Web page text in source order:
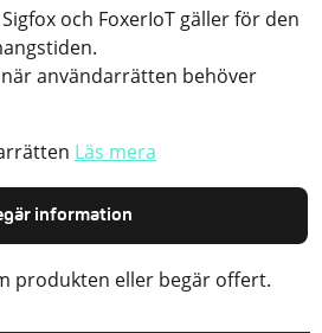
och FoxerIoT gäller för den
användarrätten behöver
Läs mera
information
produkten eller begär offert.